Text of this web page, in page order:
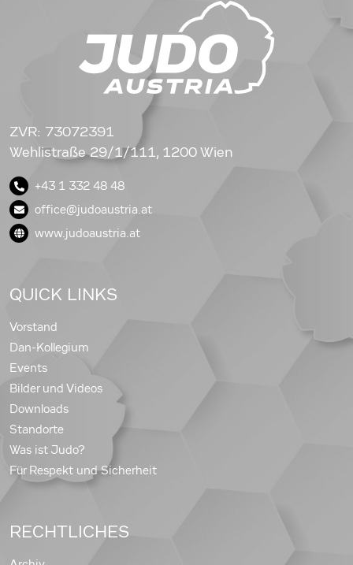
ZVR: 73072391
Wehlistraße 29/1/111, 1200 Wien
+43 1 332 48 48
office@judoaustria.at
www.judoaustria.at
QUICK LINKS
Vorstand
Dan-Kollegium
Events
Bilder und Videos
Downloads
Standorte
Was ist Judo?
Für Respekt und Sicherheit
RECHTLICHES